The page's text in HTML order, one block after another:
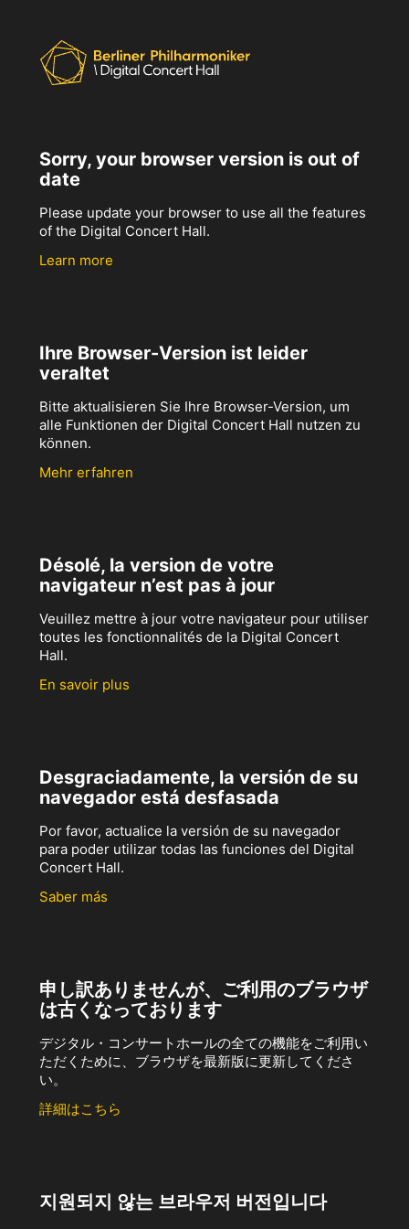
Sorry, your browser version is out of
date
Please update your browser to use all the features
of the Digital Concert Hall.
Learn more
Ihre Browser-Version ist leider
veraltet
Bitte aktualisieren Sie Ihre Browser-Version, um
alle Funktionen der Digital Concert Hall nutzen zu
können.
Mehr erfahren
Désolé, la version de votre
navigateur n’est pas à jour
Veuillez mettre à jour votre navigateur pour utiliser
toutes les fonctionnalités de la Digital Concert
Hall.
En savoir plus
Desgraciadamente, la versión de su
navegador está desfasada
Por favor, actualice la versión de su navegador
para poder utilizar todas las funciones del Digital
Concert Hall.
Saber más
申し訳ありませんが、ご利用のブラウザ
は古くなっております
デジタル・コンサートホールの全ての機能をご利用い
ただくために、ブラウザを最新版に更新してくださ
い。
詳細はこちら
지원되지 않는 브라우저 버전입니다